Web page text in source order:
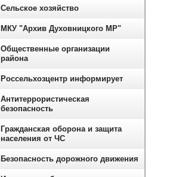
Сельское хозяйство
МКУ "Архив Духовницкого МР"
Общественные организации
района
Россельхозцентр информирует
Антитеррористическая
безопасность
Гражданская оборона и защита
населения от ЧС
Безопасность дорожного движения